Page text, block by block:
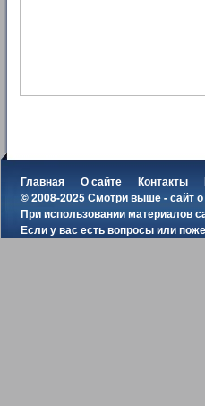
Главная О сайте Контакты
© 2008-2025 Смотри выше - сайт
При использовании материалов
Если у вас есть вопросы или